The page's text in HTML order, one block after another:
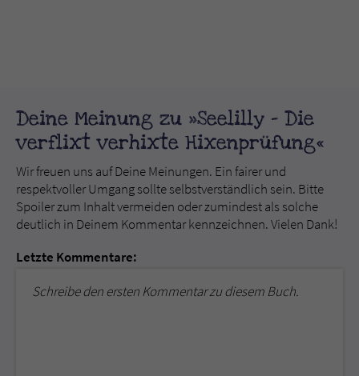
Deine Meinung zu »Seelilly - Die
verflixt verhixte Hixenprüfung«
Wir freuen uns auf Deine Meinungen. Ein fairer und
respektvoller Umgang sollte selbstverständlich sein. Bitte
Spoiler zum Inhalt vermeiden oder zumindest als solche
deutlich in Deinem Kommentar kennzeichnen. Vielen Dank!
Letzte Kommentare:
Schreibe den ersten Kommentar zu diesem Buch.